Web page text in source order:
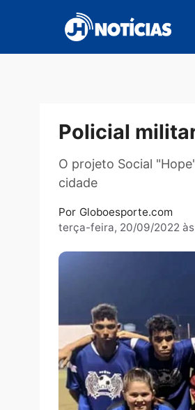
conteúdo
Policial
O projeto Social
Por Globoesporte.com
terça-feira, 20/09/